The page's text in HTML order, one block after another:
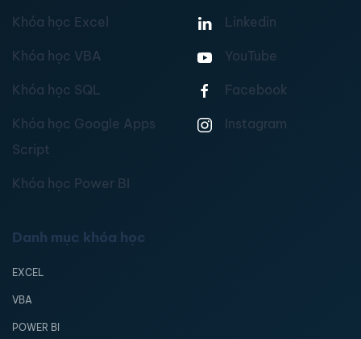
Khóa học Excel
Khóa học VBA
Khóa học SQL
Khóa học Google Apps
Script
Khóa học Power BI
Linkedin
YouTube
Facebook
Instagram
Danh mục khóa học
EXCEL
VBA
POWER BI